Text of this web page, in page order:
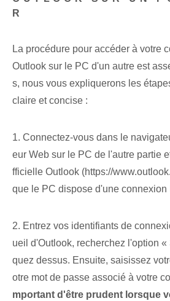
R
La procédure pour accéder à votre
Outlook sur le PC d'un autre est
s, nous vous expliquerons les
claire et concise :
1. Connectez-vous dans le
eur Web sur le PC de l'autre partie
fficielle Outlook (https://
que le PC dispose d'une connexion
2. Entrez vos identifiants de
ueil d'Outlook, recherchez l'option
quez dessus. Ensuite, saisissez
otre mot de passe associé à votre
mportant d'être prudent lorsque